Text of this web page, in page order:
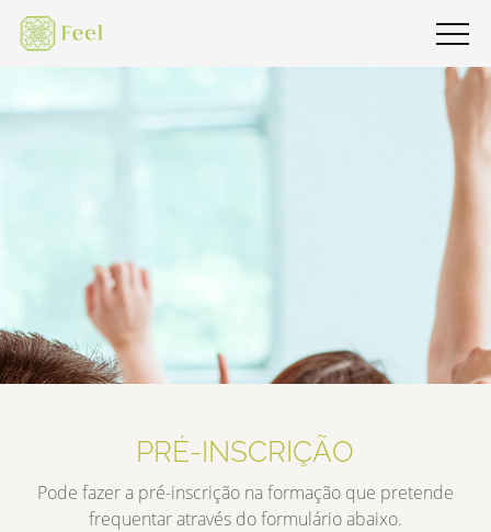
PRÉ-INSCRIÇÃO
Pode fazer a pré-inscrição na formação que pretende
frequentar através do formulário abaixo.